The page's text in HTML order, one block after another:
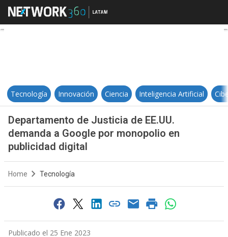
Departamento de Justicia de
Tecnología Innovación Ciencia Inteligencia Artificial
Departamento de Justicia de EE.UU.
demanda a Google por monopolio en
publicidad digital
Home Tecnología
Publicado el 25 Ene 2023